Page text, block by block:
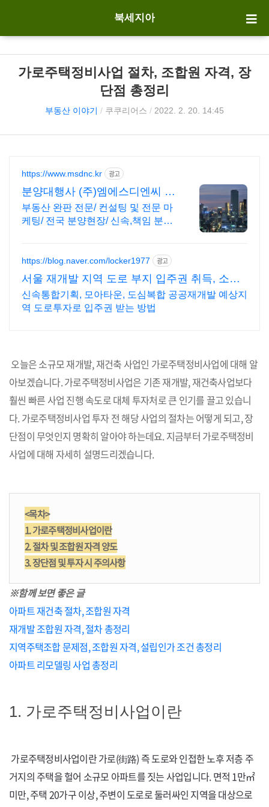
북세지아
가로주택정비사업 절차, 조합원 자격, 장
단점 총정리
부동산 이야기 / 쿠쿠리어스 / 2022. 2. 20. 14:45
https://www.msdnc.kr 광고
분양대행사 (주)엠에스디엔씨 진
단부터 완판까지 책임분양
부동산 완판 전문/ 컨설팅 및 전문 마
케팅/ 전국 분양현장/ 신속,책임 분양
https://blog.naver.com/locker1977 광고
서울 재개발 지역 도로 부지 입주권 취득, 소액
투자 가능
신속통합기획, 모아타운, 도심복합 공공재개발 예상지
역 도로투자로 입주권 받는 방법
오늘은 소규모 재개발, 재건축 사업인 가로주택정비사업에 대해 알
아보겠습니다. 가로주택정비사업은 기존 재개발, 재건축사업보다
훨씬 빠른 사업 진행 속도로 대체 투자처로 큰 인기를 끌고 있습니
다. 가로주택정비사업 투자 전 해당 사업의 절차는 어떻게 되고, 장
단점이 무엇인지 명확히 알아야 하는데요. 지금부터 가로주택정비
사업에 대해 자세히 설명드리겠습니다.
<목차>
1. 가로주택정비사업이란
2. 절차 및 조합원 자격 양도
3. 장단점 및 투자 시 주의사항
※함께 보면 좋은 글
아파트 재건축 절차, 조합원 자격
재개발 조합원 자격, 절차 총정리
지역주택조합 문제점, 조합원 자격, 설립인가 조건 총정리
아파트 리모델링 사업 총정리
1. 가로주택정비사업이란
가로주택정비사업이란 가로(街路) 즉 도로와 인접한 노후 저층 주
거지의 주택을 헐어 소규모 아파트를 짓는 사업입니다. 면적 1만㎡
미만, 주택 20가구 이상, 주변이 도로로 둘러싸인 지역을 대상으로